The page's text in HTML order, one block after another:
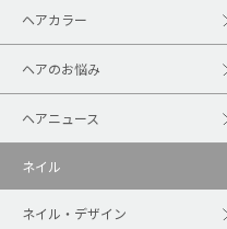
ヘアカラー
ヘアのお悩み
ヘアニュース
ネイル
ネイル・デザイン